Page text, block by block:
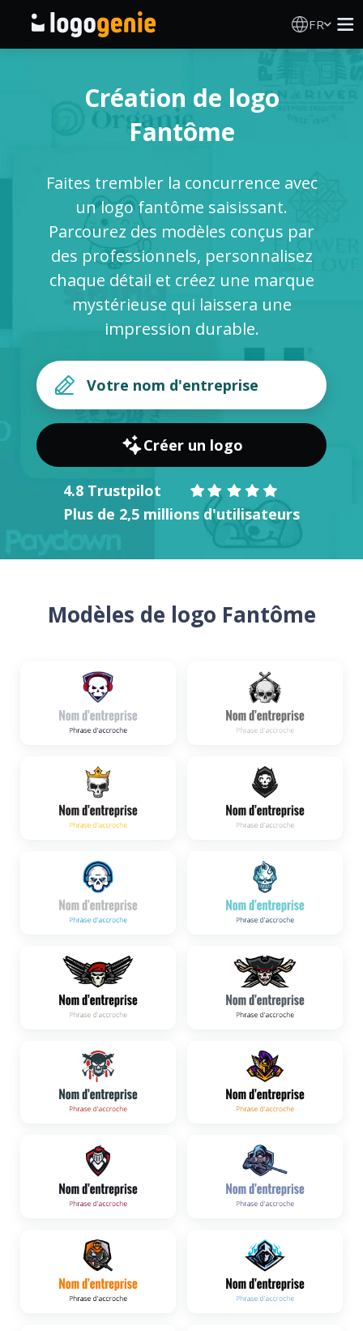
FR
Générateur de logo IA
Produits imprimés
À propos
Création de logo
Fantôme
Faites trembler la concurrence avec
un logo fantôme saisissant.
Parcourez des modèles conçus par
des professionnels, personnalisez
chaque détail et créez une marque
mystérieuse qui laissera une
impression durable.
Créer un logo
4.8 Trustpilot
Plus de 2,5 millions d'utilisateurs
Modèles de logo Fantôme